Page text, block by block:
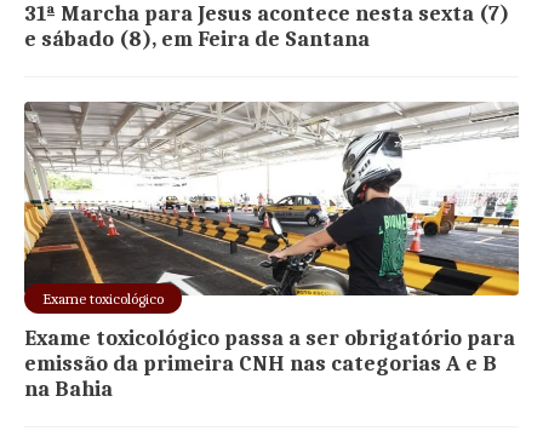
31ª Marcha para Jesus acontece nesta sexta (7)
e sábado (8), em Feira de Santana
Exame toxicológico
Exame toxicológico passa a ser obrigatório para
emissão da primeira CNH nas categorias A e B
na Bahia